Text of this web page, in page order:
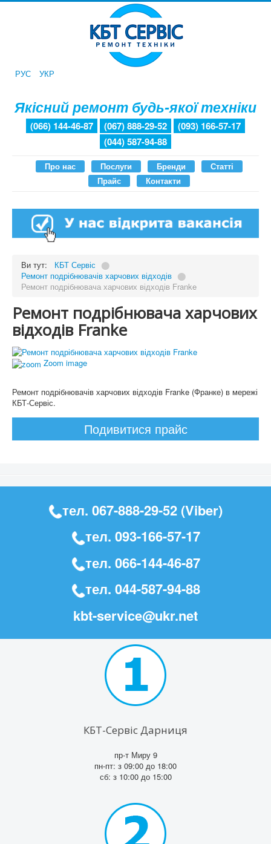
РУС УКР
Якісний ремонт будь-якої техніки
(066) 144-46-87 (067) 888-29-52
(093) 166-57-17
(044) 587-94-88
Про нас Послуги Бренди
Статті
Прайс
Контакти
Ви тут: КБТ Сервіс ⬤
Ремонт подрібнювачів харчових відходів ⬤
Ремонт подрібнювача харчових відходів Franke
Ремонт подрібнювача харчових
відходів Franke
Zoom image
Ремонт подрібнювачів харчових відходів Franke (Франке) в мережі
КБТ-Сервіс.
Подивитися прайс
тел. 067-888-29-52 (Viber)
тел. 093-166-57-17
тел. 066-144-46-87
тел. 044-587-94-88
kbt-service@ukr.net
КБТ-Сервіс Дарниця
пр-т Миру 9
пн-пт: з 09:00 до 18:00
сб: з 10:00 до 15:00